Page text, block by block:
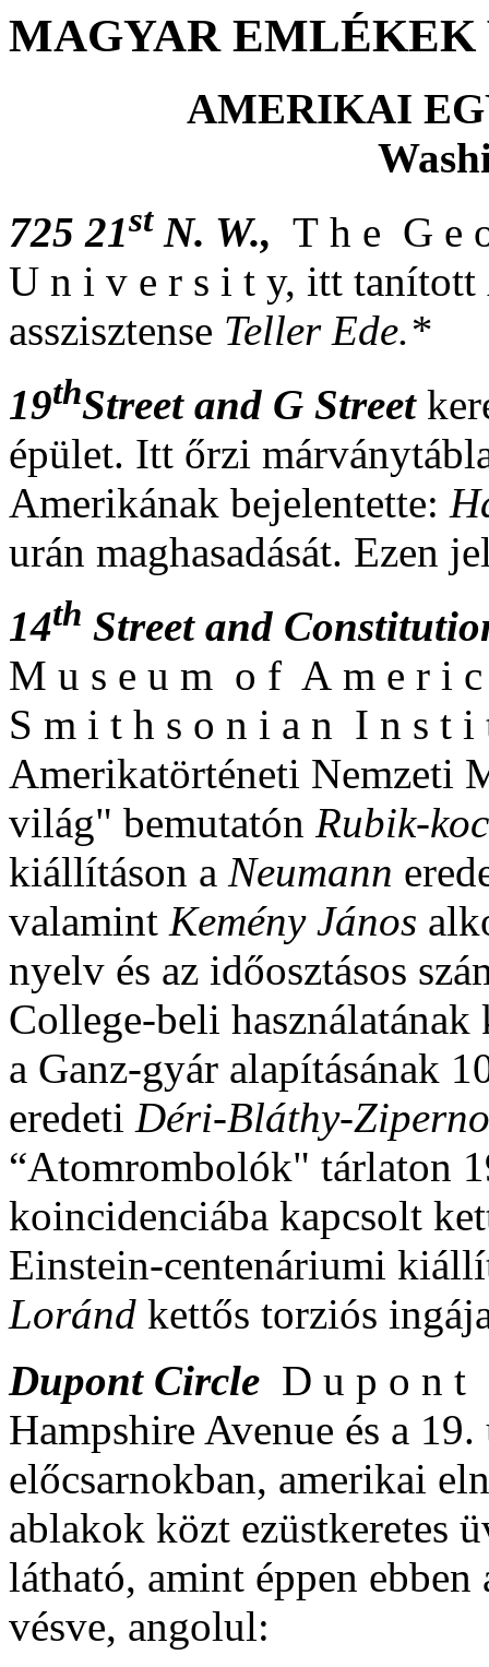
MAGYAR EMLÉKEK
AMERIKAI
725 21stN. W., T h e G e
U n i v e r s i t y, itt tanított
asszisztense Teller Ede.*
19thStreet and G Street
épület. Itt őrzi
Amerikának bejelentette:
urán maghasadását. Ezen
14th Street and
M u s e u m o f A m e r i
S m i t h s o n i a n I n s t i
Amerikatörténeti Nemzeti
világ" bemutatón Rubik-
kiállításon a Neumann
valamint Kemény János
nyelv és az időosztásos
College-beli
a Ganz-gyár alapításának
eredeti Déri-Bláthy-
“Atomrombolók" tárlaton
koincidenciába kapcsolt
Einstein-centenáriumi
Loránd kettős torziós
Dupont Circle D u p o n t
Hampshire Avenue és a
előcsarnokban, amerikai
ablakok közt ezüstkeretes
látható, amint éppen
vésve, angolul: